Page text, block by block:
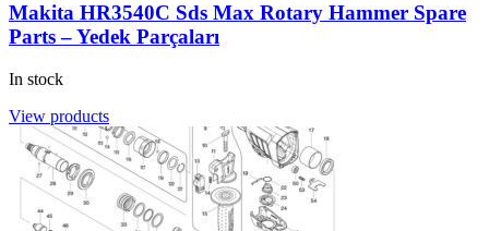
Makita HR3540C Sds Max Rotary Hammer Spare
Parts – Yedek Parçaları
In stock
View products